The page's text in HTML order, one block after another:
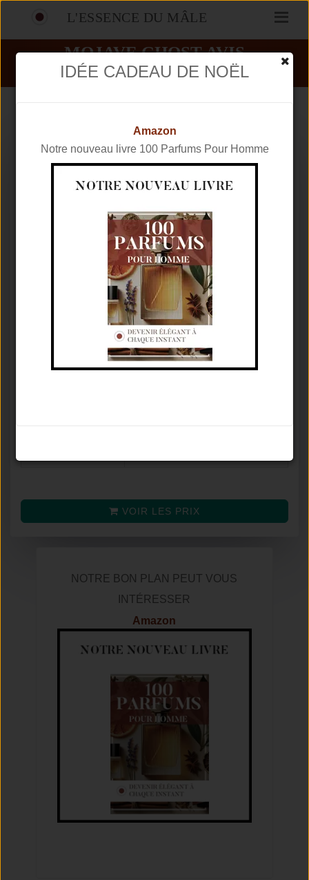
L'ESSENCE DU MÂLE
MOJAVE GHOST AVIS
PARFUMS BYREDO MOJAVE GHOST
BYREDO
Eau De Parfum⚥
Ambré Floral
Tenue / Sillage /
De 6 À 12 Heures / Moyen /
VOIR LES PRIX
NOTRE BON PLAN PEUT VOUS
INTÉRESSER
Amazon
IDÉE CADEAU DE NOËL
Amazon
Notre nouveau livre 100 Parfums Pour Homme